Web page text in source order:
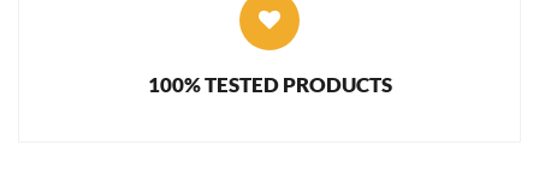
100% TESTED PRODUCTS